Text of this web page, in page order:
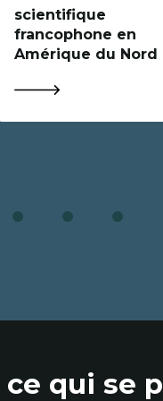
scientifique
francophone en
Amérique du Nord
qui se